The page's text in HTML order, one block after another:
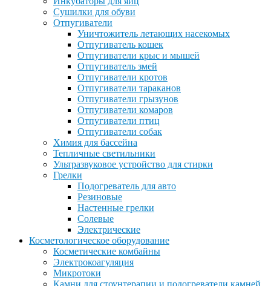
Сушилки для обуви
Отпугиватели
Уничтожитель летающих насекомых
Отпугиватель кошек
Отпугиватели крыс и мышей
Отпугиватель змей
Отпугиватели кротов
Отпугиватели тараканов
Отпугиватели грызунов
Отпугиватели комаров
Отпугиватели птиц
Отпугиватели собак
Химия для бассейна
Тепличные светильники
Ультразвуковое устройство для стирки
Грелки
Подогреватель для авто
Резиновые
Настенные грелки
Солевые
Электрические
Косметологическое оборудование
Косметические комбайны
Электрокоагуляция
Микротоки
Камни для стоунтерапии и подогреватели камней